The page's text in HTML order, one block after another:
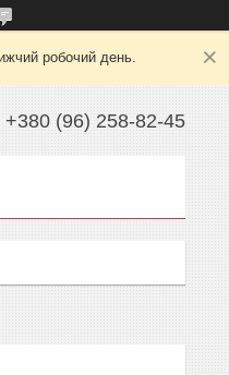
робочий день.
+380 (96) 258-82-45